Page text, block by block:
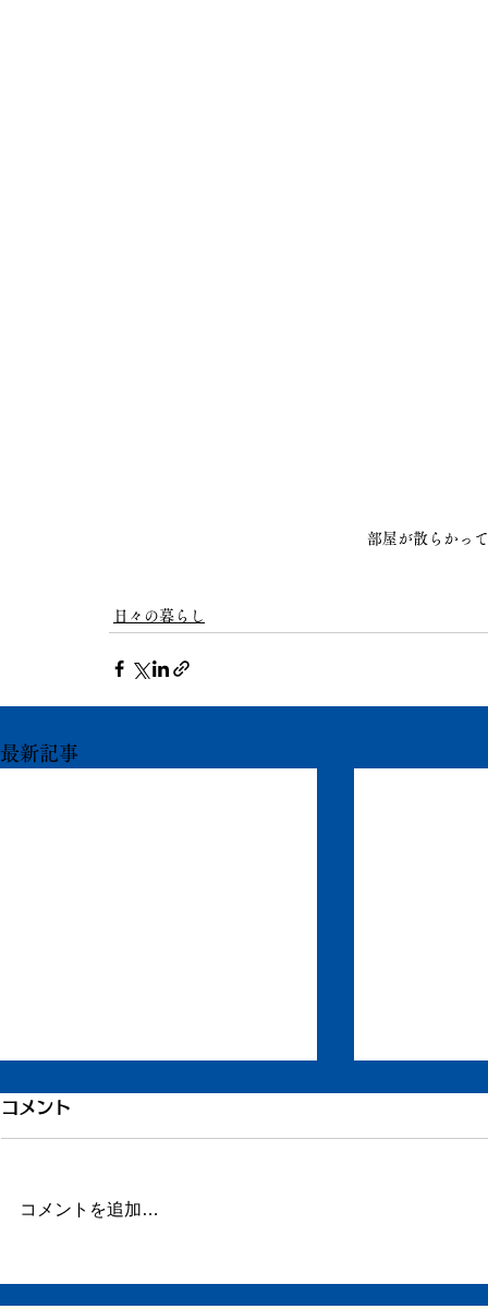
部屋が散らかっ
日々の暮らし
最新記事
引き続き倦怠感
に明け方に高熱が出たり、ちょっ
くべきなのかもしれません。 体
か。 身体に
コメント
コメントを追加…